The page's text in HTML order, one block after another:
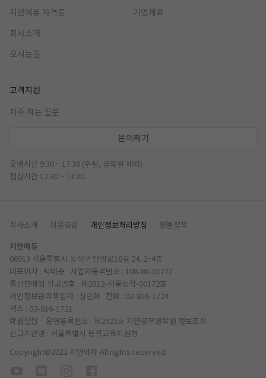
지안에듀 자격증
회사소개
오시는길
기업제휴
고객지원
자주 하는 질문
문의하기
운영시간 9:30 ~ 17:30 (주말, 공휴일 제외)
점심시간 12:30 ~ 13:30
회사소개 이용약관 개인정보처리방침
환불정책
지안에듀
06913 서울특별시 동작구 만양로18길 24. 2~4층
대표이사 : 박태순 사업자등록번호 : 108-86-01777
통신판매업 신고번호 : 제2012-서울동작-00172호
개인정보관리책임자 : 심인화 전화 : 02-816-1724
팩스 : 02-816-1721
학원설립 · 운영등록번호 : 제2923호 지안공무원학원 정보조회
신고기관명 : 서울특별시 동작교육지원청
Copyright©2021 지안에듀 All rights reserved.